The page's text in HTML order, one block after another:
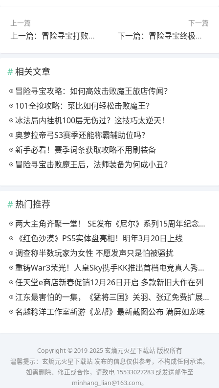
上一篇
上一篇：冒险寻宝打败魔王S3赛季101难全自动全抢攻略
下一篇
下一篇：冒险寻宝终极攻略大揭秘 打败魔王必看技巧
相关文章
冒险寻宝攻略：如何高效击败魔王旅店传闻？
101全抢攻略：菜比如何轻松击败魔王？
冰法局内挂机100层无伤过？这技巧太逆天！
奥萝拉帝弓S3赛季还能称霸辅助位吗？
新手必看！赛季词条获取攻略不用刷装备
冒险寻宝击败魔王后，法师装备为何成小丑？
热门推荐
两大主角齐聚一堂！ SE发布《尼尔》系列15周年纪念典藏套装
《红色沙漠》PS5实体盘亮相！明年3月20日上线
调查称半数玩家为女性 不愿发声只是怕被骚扰
重铸War3荣光！人皇Sky携手KK推出首档电竞真人秀《寻找下一个Sky》
任天堂e商店新春促销12月26日开启 多款新旧大作在列
江东最害怕的一集，《猛将三国》关羽、张辽免费扩展包现已上线
名越稔洋工作室新游《龙帮》最新截图公布 满屏如龙味
Copyright © 2019-2025 玄熵元火星下载站 版权所有
温馨提示：玄熵元火星下载站 发布的信息仅供参考，不构成任何承诺。
如需删除、修正或合作，请致电 15533027283 或发送邮件至
minhang_lian@163.com。